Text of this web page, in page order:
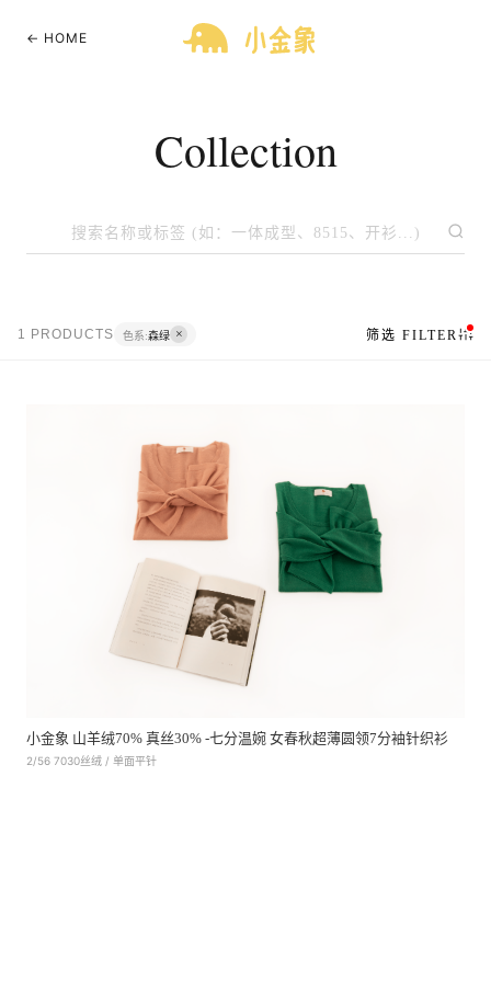
← HOME
Collection
1 PRODUCTS 色系:森绿 筛选 FILTER
小金象 山羊绒70% 真丝30% -七分温婉 女春秋超薄圆领7分袖针织衫
2/56 7030丝绒 / 单面平针